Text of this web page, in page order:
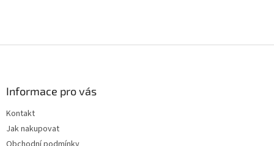
Informace pro vás
Kontakt
Jak nakupovat